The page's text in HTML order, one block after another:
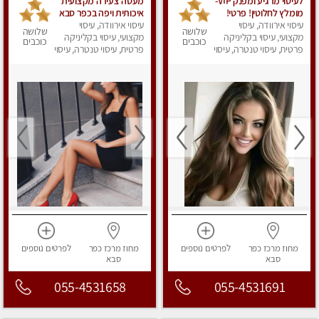
מומלץ לחלוטין! פרטי! ​​​​​​
Highly recommended
עיסוי אירוודה, עיסוי
מקצועי, עיסוי בקליניקה
פרטית, עיסוי טנטרה, עיסוי
שלושה
כוכבים
מחוז מרכזכפר
סבא
לפרטים נוספים
055-4531691
איכותית ויפה בכפר סבא
עיסוי אירוודה, עיסוי
מקצועי, עיסוי בקליניקה
פרטית, עיסוי טנטרה, עיסוי
שלושה
כוכבים
מחוז מרכזכפר
סבא
לפרטים נוספים
055-4531658